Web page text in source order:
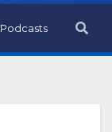
Podcasts